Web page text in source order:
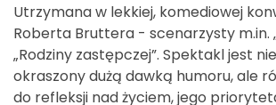
Utrzymana w lekkiej, komediowej
Roberta Bruttera - scenarzysty m.in.
„Rodziny zastępczej”. Spektakl jest
okraszony dużą dawką humoru, ale
do refleksji nad życiem, jego